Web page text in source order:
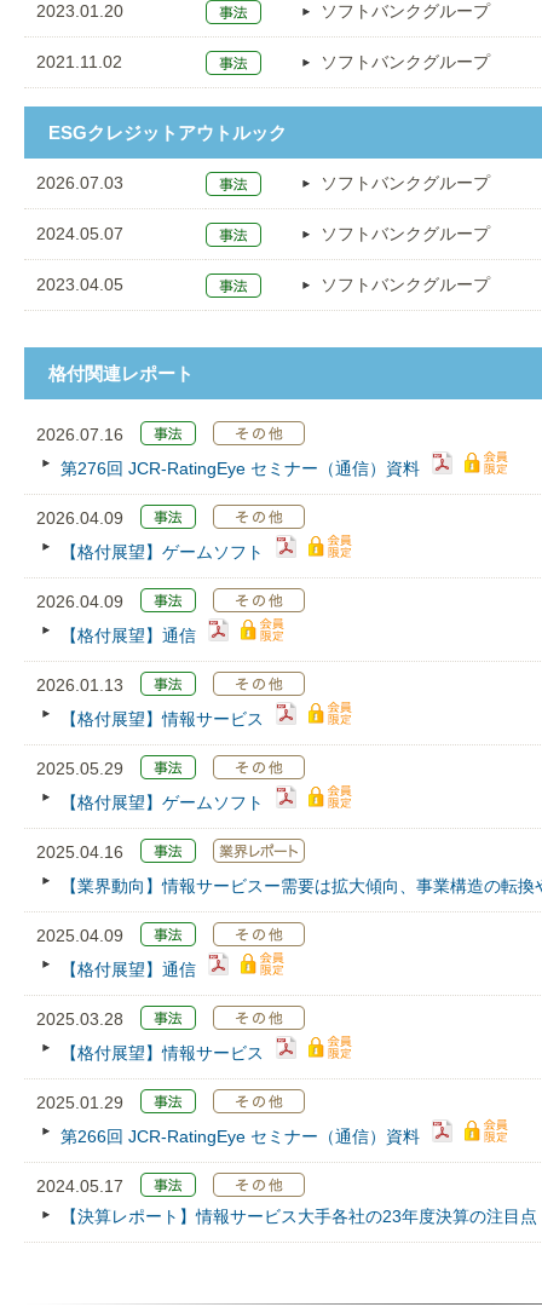
2023.01.20 ソフトバンクグループ
2021.11.02 ソフトバンクグループ
ESGクレジットアウトルック
2026.07.03 ソフトバンクグループ
2024.05.07 ソフトバンクグループ
2023.04.05 ソフトバンクグループ
格付関連レポート
2026.07.16
第276回 JCR‐RatingEye セミナー（通信）資料
2026.04.09
【格付展望】ゲームソフト
2026.04.09
【格付展望】通信
2026.01.13
【格付展望】情報サービス
2025.05.29
【格付展望】ゲームソフト
2025.04.16
【業界動向】情報サービスー需要は拡大傾向、事業構造の転
2025.04.09
【格付展望】通信
2025.03.28
【格付展望】情報サービス
2025.01.29
第266回 JCR‐RatingEye セミナー（通信）資料
2024.05.17
【決算レポート】情報サービス大手各社の23年度決算の注目点